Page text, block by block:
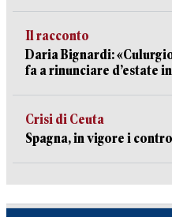
Il racconto
Daria Bignardi:
fa a rinunciare d’estate
Crisi di Ceuta
Spagna, in vigore i